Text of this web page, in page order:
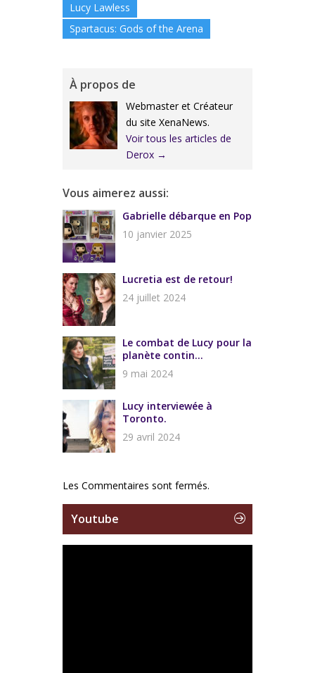
Lucy Lawless
Spartacus: Gods of the Arena
À propos de
Webmaster et Créateur
du site XenaNews.
Voir tous les articles de
Derox →
Vous aimerez aussi:
Gabrielle débarque en Pop
10 janvier 2025
Lucretia est de retour!
24 juillet 2024
Le combat de Lucy pour la
planète contin...
9 mai 2024
Lucy interviewée à
Toronto.
29 avril 2024
Les Commentaires sont fermés.
Youtube